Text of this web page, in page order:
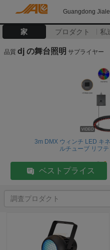
Guangdong
家 プロダクト 私
品質 dj の舞台照明 サプライヤー
3m DMX ウィンチ LED キ
ルチューブ リフ
ベストプライス